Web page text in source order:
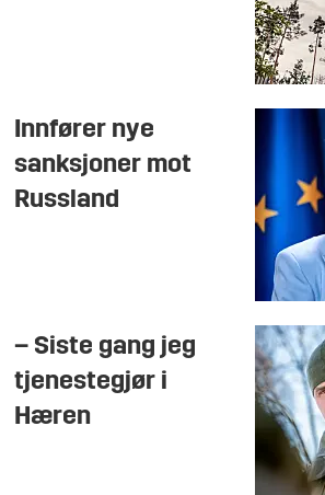
Innfører nye
sanksjoner mot
Russland
– Siste gang jeg
tjenestegjør i
Hæren